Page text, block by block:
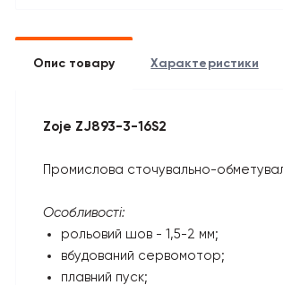
Опис товару Характеристики
Zoje ZJ893-3-16S2
Промислова сточувально-
Особливості:
рольовий шов - 1,5-2 мм;
вбудований сервомотор;
плавний пуск;